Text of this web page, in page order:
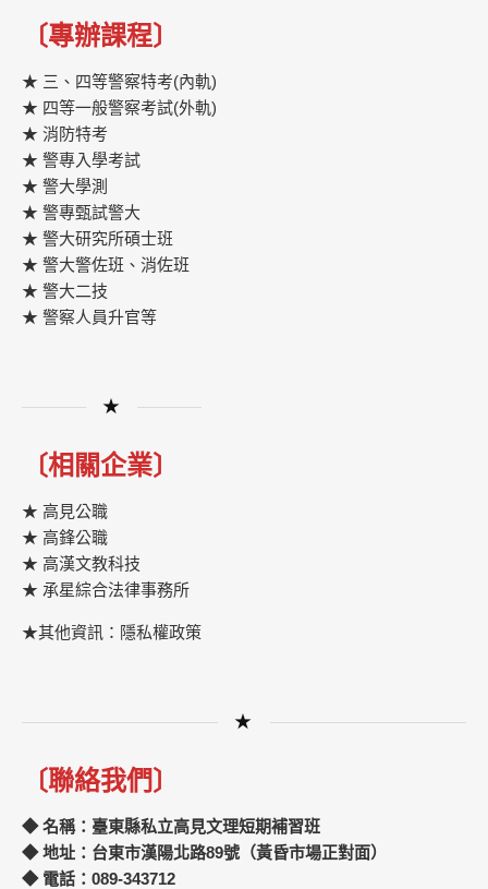
〔專辦課程〕
★ 三、四等警察特考(內軌)
★ 四等一般警察考試(外軌)
★ 消防特考
★ 警專入學考試
★ 警大學測
★ 警專甄試警大
★ 警大研究所碩士班
★ 警大警佐班、消佐班
★ 警大二技
★ 警察人員升官等
★
〔相關企業〕
★ 高見公職
★ 高鋒公職
★ 高漢文教科技
★ 承星綜合法律事務所
★其他資訊：隱私權政策
★
〔聯絡我們〕
◆ 名稱：臺東縣私立高見文理短期補習班
◆ 地址：台東市漢陽北路89號（黃昏市場正對面）
◆ 電話：089-343712